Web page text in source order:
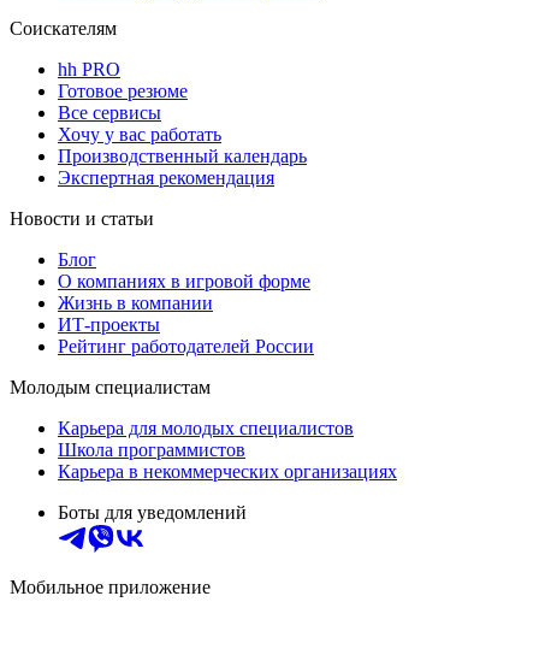
Соискателям
hh PRO
Готовое резюме
Все сервисы
Хочу у вас работать
Производственный календарь
Экспертная рекомендация
Новости и статьи
Блог
О компаниях в игровой форме
Жизнь в компании
ИТ-проекты
Рейтинг работодателей России
Молодым специалистам
Карьера для молодых специалистов
Школа программистов
Карьера в некоммерческих организациях
Боты для уведомлений
Мобильное приложение